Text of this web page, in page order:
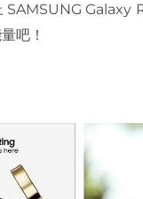
SAMSUNG Galaxy
吧！